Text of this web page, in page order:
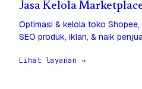
Jasa Kelola
Optimasi & kelola toko
SEO produk, iklan, & naik
Lihat layanan →